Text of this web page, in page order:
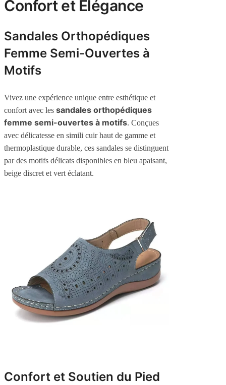
Confort et Élégance
Sandales Orthopédiques
Femme Semi-Ouvertes à
Motifs
Vivez une expérience unique entre esthétique et
confort avec les sandales orthopédiques
femme semi-ouvertes à motifs. Conçues
avec délicatesse en simili cuir haut de gamme et
thermoplastique durable, ces sandales se distinguent
par des motifs délicats disponibles en bleu apaisant,
beige discret et vert éclatant.
Confort et Soutien du Pied